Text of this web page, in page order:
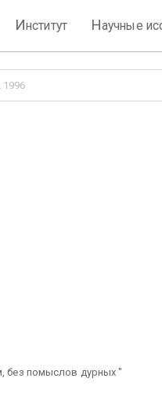
Институт Научные
1996
без помыслов дурных "